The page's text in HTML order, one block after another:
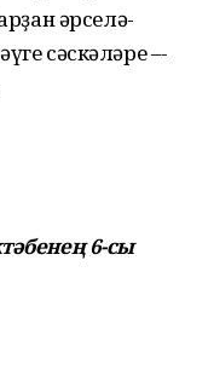
әрселә­
сәскәләре­ –­
6-сы